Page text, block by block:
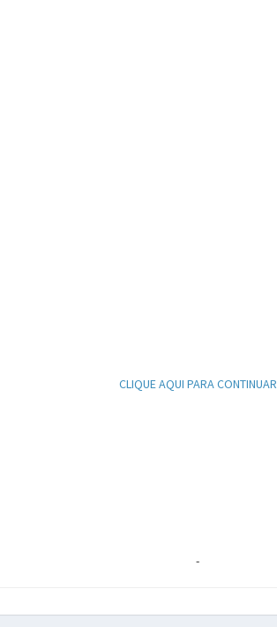
CLIQUE AQUI PARA CONTINUAR
-